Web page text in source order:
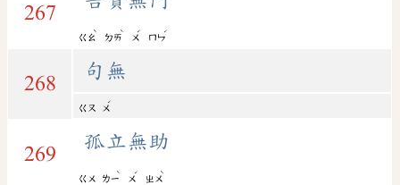
267
ㄍㄠ
ˋ
ㄉㄞ
ˋ
ㄨ
ˊ
ㄇㄣ
ˊ
268
句無
ㄍㄡ ㄨ
ˊ
269
孤立無助
ㄍㄨ ㄌㄧ
ˋ
ㄨ
ˊ
ㄓㄨ
ˋ